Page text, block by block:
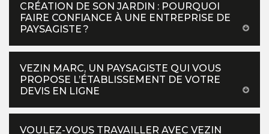
CRÉATION DE SON JARDIN : POURQUOI
FAIRE CONFIANCE À UNE ENTREPRISE DE
PAYSAGISTE ?
VEZIN MARC, UN PAYSAGISTE QUI VOUS
PROPOSE L’ÉTABLISSEMENT DE VOTRE
DEVIS EN LIGNE
VOULEZ-VOUS TRAVAILLER AVEC VEZIN